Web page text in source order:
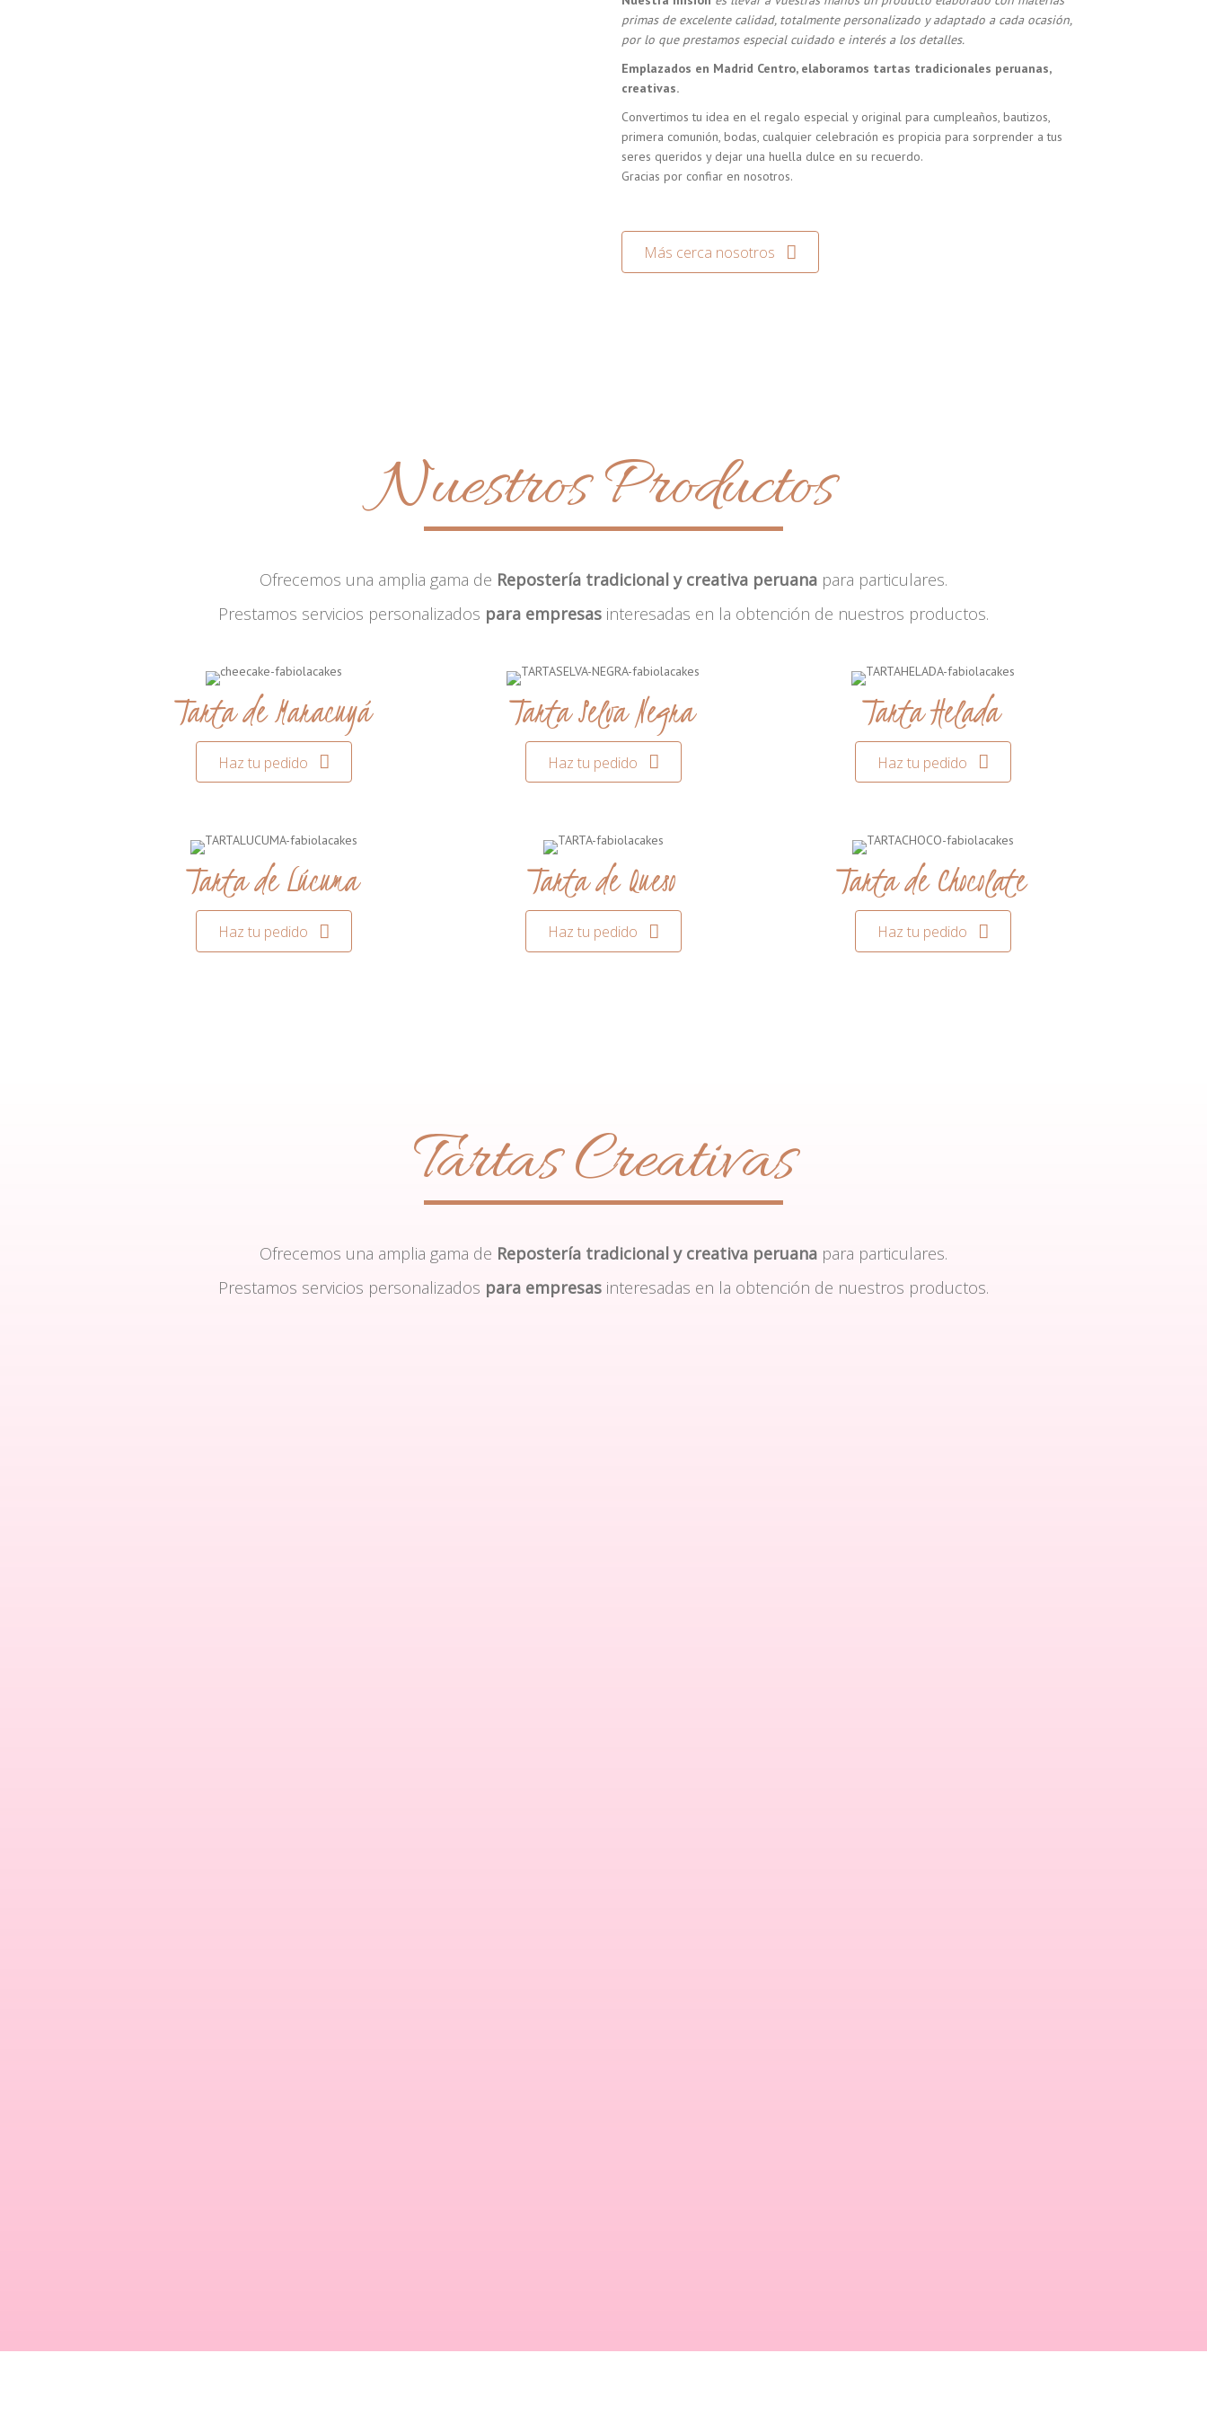
primas de excelente calidad, totalmente personalizado y adaptado a cada ocasión,
por lo que prestamos especial cuidado e interés a los detalles.
Emplazados en Madrid Centro, elaboramos tartas tradicionales peruanas,
creativas.
Convertimos tu idea en el regalo especial y original para cumpleaños, bautizos,
primera comunión, bodas, cualquier celebración es propicia para sorprender a tus
seres queridos y dejar una huella dulce en su recuerdo.
Gracias por confiar en nosotros.
Más cerca nosotros
Nuestros Productos
Ofrecemos una amplia gama de Repostería tradicional y creativa peruana para particulares.
Prestamos servicios personalizados para empresas interesadas en la obtención de nuestros productos.
Tarta de Maracuyá
Haz tu pedido
Tarta Selva Negra
Haz tu pedido
Tarta Helada
Haz tu pedido
Tarta de Lúcuma
Haz tu pedido
Tarta de Queso
Haz tu pedido
Tarta de Chocolate
Haz tu pedido
Tartas Creativas
Ofrecemos una amplia gama de Repostería tradicional y creativa peruana para particulares.
Prestamos servicios personalizados para empresas interesadas en la obtención de nuestros productos.